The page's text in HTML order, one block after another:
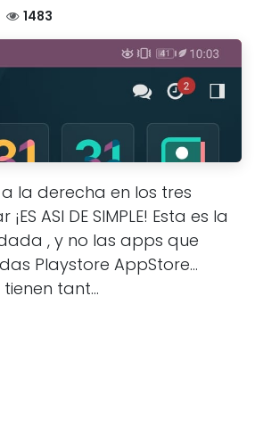
1483
a la derecha en los tres
ASI DE SIMPLE! Esta es la
, y no las apps que
Playstore AppStore...
tant...